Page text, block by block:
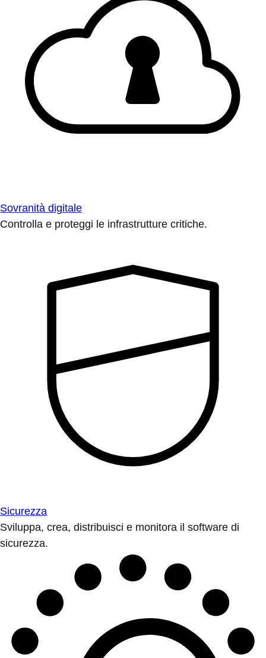
Sovranità digitale
Controlla e proteggi le infrastrutture critiche.
Sicurezza
Sviluppa, crea, distribuisci e monitora il software di
sicurezza.